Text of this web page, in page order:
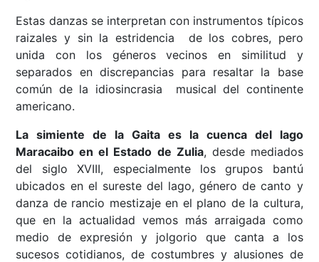
Estas danzas se interpretan con instrumentos típicos
raizales y sin la estridencia de los cobres, pero
unida con los géneros vecinos en similitud y
separados en discrepancias para resaltar la base
común de la idiosincrasia musical del continente
americano.
La simiente de la Gaita es la cuenca del lago
Maracaibo en el Estado de Zulia, desde mediados
del siglo XVIII, especialmente los grupos bantú
ubicados en el sureste del lago, género de canto y
danza de rancio mestizaje en el plano de la cultura,
que en la actualidad vemos más arraigada como
medio de expresión y jolgorio que canta a los
sucesos cotidianos, de costumbres y alusiones de